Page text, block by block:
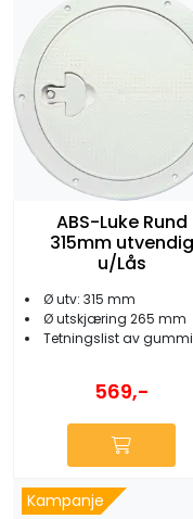
ABS-Luke Rund
315mm utvendig
u/Lås
Ø utv: 315 mm
Ø utskjæring 265 mm
Tetningslist av gummi
569,-
Kampanje